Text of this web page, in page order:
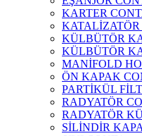
KARTER
KÜLBÜTÖR
KÜLBÜTÖR
MANİFOLD
ÖN KAPAK
PARTİKÜL
RADYATÖR
RADYATÖR
SİLİNDİR